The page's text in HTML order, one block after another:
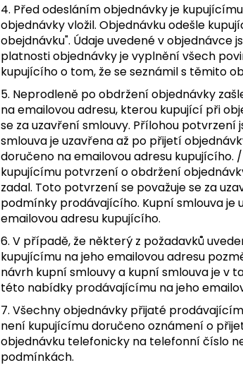
4. Před odesláním objednávky je
objednávky vložil. Objednávku odešle
obejdnávku". Údaje uvedené v
platnosti objednávky je vyplnění všech
kupujícího o tom, že se seznámil s těmito
5. Neprodleně po obdržení objednávky
na emailovou adresu, kterou kupující při
se za uzavření smlouvy. Přílohou
smlouva je uzavřena až po přijetí
doručeno na emailovou adresu
kupujícímu potvrzení o obdržení
zadal. Toto potvrzení se považuje se za
podmínky prodávajícího. Kupní smlouva
emailovou adresu kupujícího.
6. V případě, že některý z požadavků
kupujícímu na jeho emailovou adresu
návrh kupní smlouvy a kupní smlouva je
této nabídky prodávajícímu na jeho
7. Všechny objednávky přijaté
není kupujícímu doručeno oznámení o
objednávku telefonicky na telefonní číslo
podmínkách.